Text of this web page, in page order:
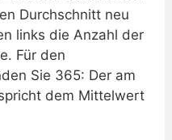
Durchschnitt neu
links die Anzahl der
Für den
Sie 365: Der am
dem Mittelwert